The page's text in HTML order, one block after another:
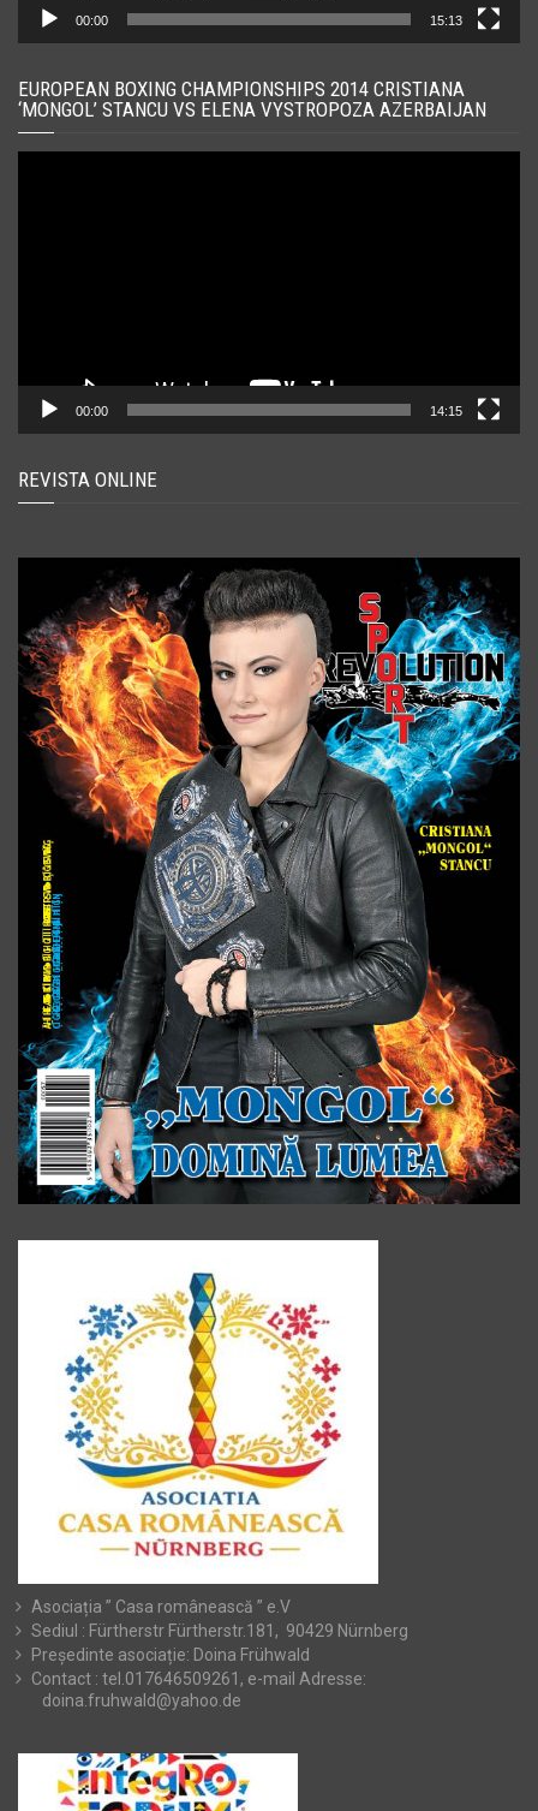
00:00 15:13
EUROPEAN BOXING CHAMPIONSHIPS 2014 CRISTIANA
‘MONGOL’ STANCU VS ELENA VYSTROPOZA AZERBAIJAN
00:00 14:15
REVISTA ONLINE
Asociația ” Casa românească ” e.V
Sediul : Fürtherstr Fürtherstr.181, 90429 Nürnberg
Președinte asociație: Doina Frühwald
Contact : tel.017646509261, e-mail Adresse:
doina.fruhwald@yahoo.de